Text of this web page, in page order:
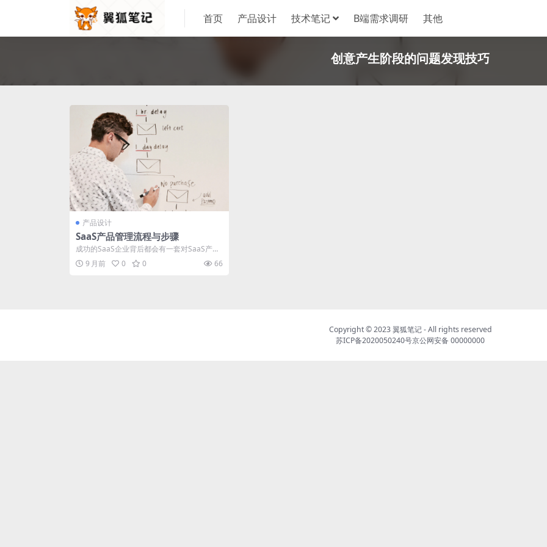
首页 产品设计 技术笔记 B端需求调研 其他
创意产生阶段的问题发现技巧
产品设计
SaaS产品管理流程与步骤
成功的SaaS企业背后都会有一套对SaaS产品
规范的管理流程，帮助我们实现客户的...
9 月前 0 0 66
Copyright © 2023翼狐笔记- All rights reserved
苏ICP备2020050240号京公网安备 00000000